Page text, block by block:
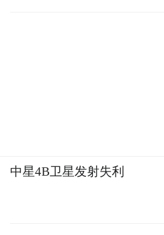
中星4B卫星发射失利